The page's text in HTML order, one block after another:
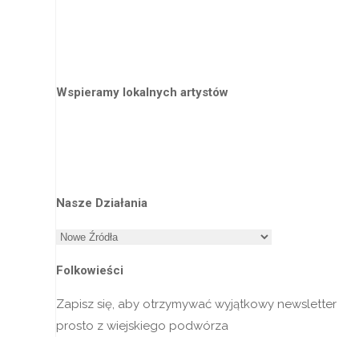
Wspieramy lokalnych artystów
Nasze Działania
Nasze
Folkowieści
Zapisz się, aby otrzymywać wyjątkowy newsletter
prosto z wiejskiego podwórza